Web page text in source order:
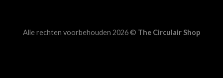
Alle rechten voorbehouden 2026 © The Circulair Shop